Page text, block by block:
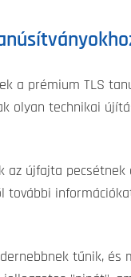
a prémium TLS
olyan technikai
újfajta
tűnik,